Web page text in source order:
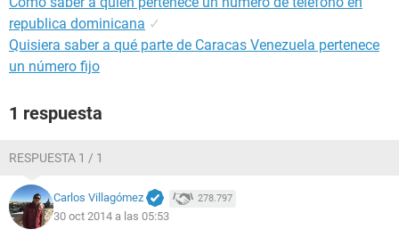
republica dominicana ✓
Quisiera saber a qué parte de Caracas Venezuela pertenece
un número fijo
1 respuesta
RESPUESTA 1 / 1
Carlos Villagómez 278.797
30 oct 2014 a las 05:53